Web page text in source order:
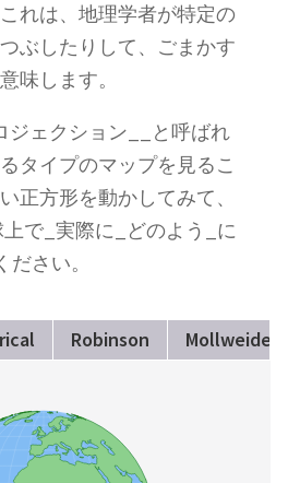
れは、地理学者が特定の
ぶしたりして、ごまかす
味します。
ジェクション__と呼ばれ
タイプのマップを見るこ
正方形を動かしてみて、
で_実際に_どのよう_に
ださい。
Robinson Mollweide